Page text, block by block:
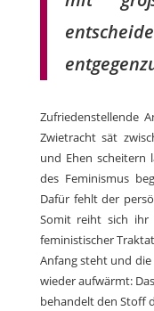
Zufriedenstellende
Zwietracht sät
und Ehen scheitern
des Feminismus
Dafür fehlt der
Somit reiht sich ihr
feministischer
Anfang steht und
wieder aufwärmt:
behandelt den Stoff